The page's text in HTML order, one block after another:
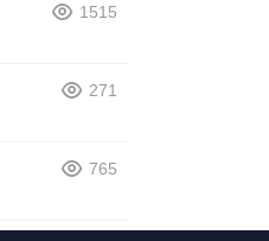
1515
271
765